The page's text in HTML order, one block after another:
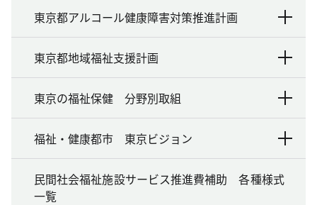
東京都アルコール健康障害対策推進計画
東京都地域福祉支援計画
東京の福祉保健 分野別取組
福祉・健康都市 東京ビジョン
民間社会福祉施設サービス推進費補助 各種様式
一覧